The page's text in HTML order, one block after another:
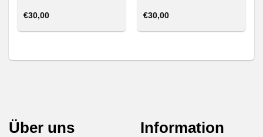
€30,00 €30,00
Über uns Information